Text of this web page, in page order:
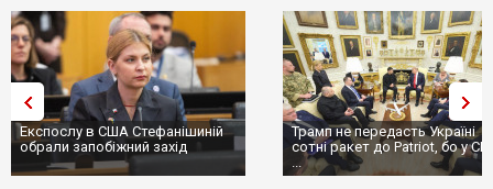
Експослу в США Стефанішиній
обрали запобіжний захід
Трамп не передасть Україні
сотні ракет до Patriot, бо у
...